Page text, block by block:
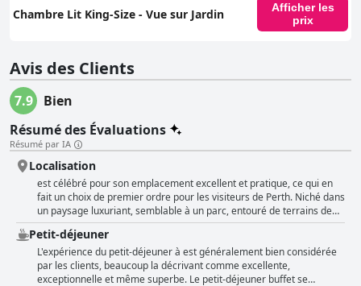
Chambre Lit King-Size - Vue sur Jardin
Afficher les
prix
Avis des Clients
7.9
Bien
Résumé des Évaluations
Résumé par IA
Localisation
est célébré pour son emplacement excellent et pratique, ce qui en
fait un choix de premier ordre pour les visiteurs de Perth. Niché dans
un paysage luxuriant, semblable à un parc, entouré de terrains de
golf, le complexe offre une vue imprenable et une atmosphère
sereine, avec des observations fréquentes de kangourous qui
ajoutent au charme. Les terrains magnifiques et bien entretenus,
parsemés de jardins tropicaux, offrent une retraite paisible et isolée,
tout en restant proches des commodités et attractions essentielles.
Petit-déjeuner
L'expérience du petit-déjeuner à est généralement bien considérée
par les clients, beaucoup la décrivant comme excellente,
exceptionnelle et même superbe. Le petit-déjeuner buffet se